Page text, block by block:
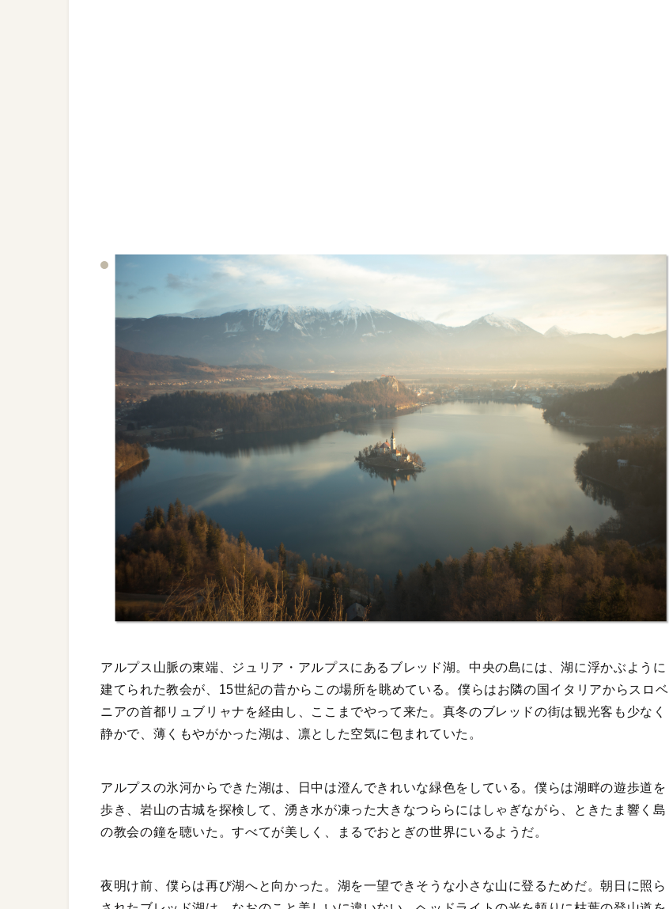
アルプス山脈の東端、ジュリア・アルプスにあるブレッド湖。中央の島には、湖に浮かぶように
建てられた教会が、15世紀の昔からこの場所を眺めている。僕らはお隣の国イタリアからスロベ
ニアの首都リュブリャナを経由し、ここまでやって来た。真冬のブレッドの街は観光客も少なく
静かで、薄くもやがかった湖は、凛とした空気に包まれていた。
アルプスの氷河からできた湖は、日中は澄んできれいな緑色をしている。僕らは湖畔の遊歩道を
歩き、岩山の古城を探検して、湧き水が凍った大きなつららにはしゃぎながら、ときたま響く島
の教会の鐘を聴いた。すべてが美しく、まるでおとぎの世界にいるようだ。
夜明け前、僕らは再び湖へと向かった。湖を一望できそうな小さな山に登るためだ。朝日に照ら